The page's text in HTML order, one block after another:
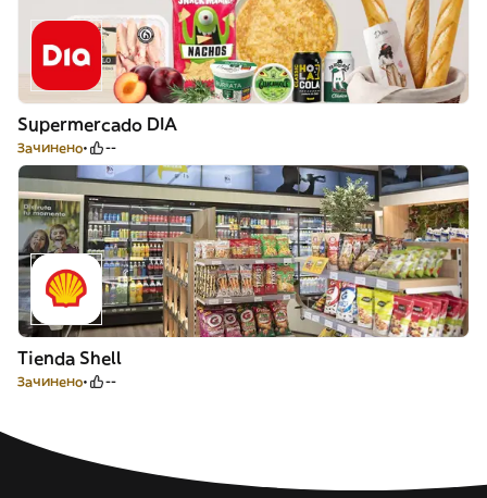
Supermercado DIA
Зачинено --
Tienda Shell
Зачинено --